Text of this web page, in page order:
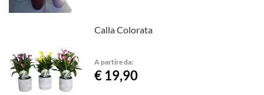
Calla Colorata
A partire da:
€ 19,90